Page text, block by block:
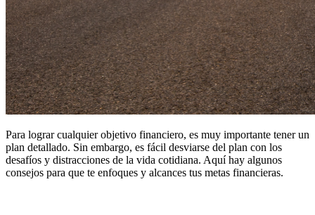
Para lograr cualquier objetivo financiero, es muy importante tener un
plan detallado. Sin embargo, es fácil desviarse del plan con los
desafíos y distracciones de la vida cotidiana. Aquí hay algunos
consejos para que te enfoques y alcances tus metas financieras.